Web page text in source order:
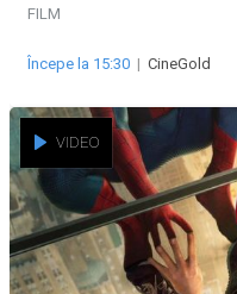
FILM
Începe la 15:30 | CineGold
VIDEO